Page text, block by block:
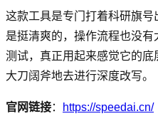
这款工具是专门打着科研旗
是挺清爽的，操作流程也没
测试，真正用起来感觉它的
大刀阔斧地去进行深度改写。
官网链接： https://speedai.cn/